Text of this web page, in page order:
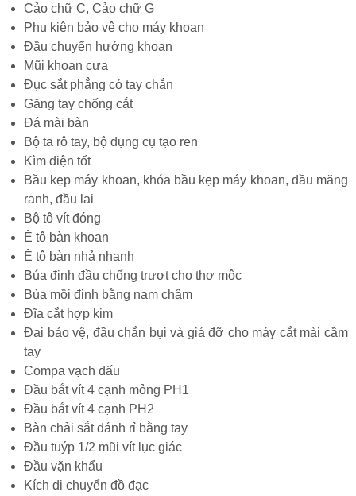
Cảo chữ C, Cảo chữ G
Phụ kiện bảo vệ cho máy khoan
Đầu chuyển hướng khoan
Mũi khoan cưa
Đục sắt phẳng có tay chắn
Găng tay chống cắt
Đá mài bàn
Bộ ta rô tay, bộ dụng cụ tạo ren
Kìm điện tốt
Bầu kẹp máy khoan, khóa bầu kẹp máy khoan, đầu măng
ranh, đầu lai
Bộ tô vít đóng
Ê tô bàn khoan
Ê tô bàn nhả nhanh
Búa đinh đầu chống trượt cho thợ mộc
Bùa mồi đinh bằng nam châm
Đĩa cắt hợp kim
Đai bảo vệ, đầu chắn bụi và giá đỡ cho máy cắt mài cầm
tay
Compa vạch dấu
Đầu bắt vít 4 cạnh mỏng PH1
Đầu bắt vít 4 cạnh PH2
Bàn chải sắt đánh rỉ bằng tay
Đầu tuýp 1/2 mũi vít lục giác
Đầu vặn khẩu
Kích di chuyển đồ đạc